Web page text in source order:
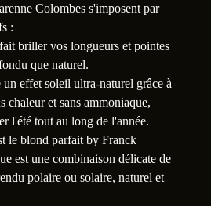
1
Colombes s'imposent par
:
briller vos longueurs et pointes
que naturel.
un effet soleil ultra-naturel grâce à
chaleur et sans ammoniaque,
l'été tout au long de l'année.
le blond parfait by Franck
est une combinaison délicate de
polaire ou solaire, naturel et